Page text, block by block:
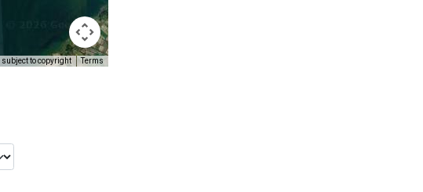
subject to copyright Terms